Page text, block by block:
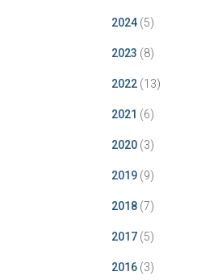
2024(5)
2023 (8)
2022(13)
2021 (6)
2020(3)
2019(9)
2018(7)
2017(5)
2016(3)